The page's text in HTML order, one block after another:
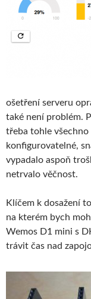
ošetření serveru
také není problém.
třeba tohle všechno
konfigurovatelné,
vypadalo aspoň
netrvalo věčnost.
Klíčem k dosažení
na kterém bych
Wemos D1 mini s
trávit čas nad